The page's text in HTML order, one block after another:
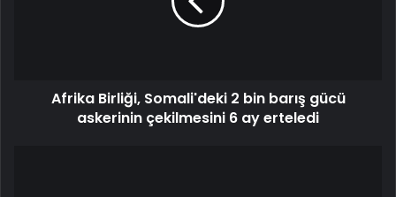
Afrika Birliği, Somali'deki 2 bin barış gücü
askerinin çekilmesini 6 ay erteledi